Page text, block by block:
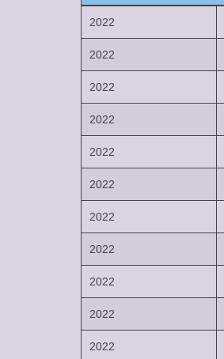
2022
2022
2022
2022
2022
2022
2022
2022
2022
2022
2022